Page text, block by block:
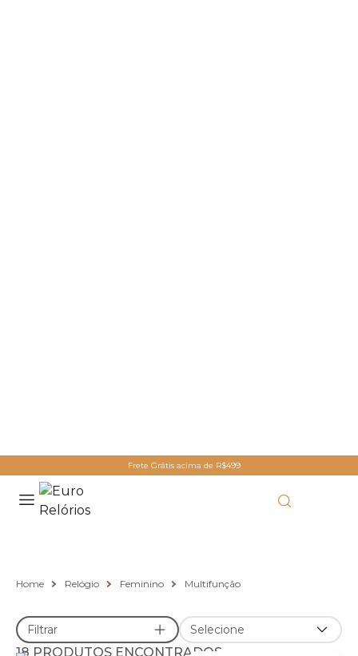
Frete Grátis acima de R$499
Home Relógio Feminino Multifunção
Filtrar Selecione
18 PRODUTOS ENCONTRADOS